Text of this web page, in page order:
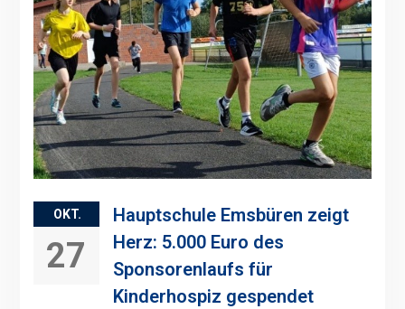
OKT.
27
Hauptschule Emsbüren zeigt
Herz: 5.000 Euro des
Sponsorenlaufs für
Kinderhospiz gespendet